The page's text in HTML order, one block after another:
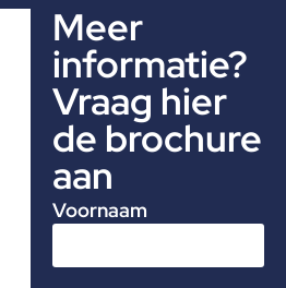
Meer
informatie?
Vraag hier
de brochure
aan
Voornaam